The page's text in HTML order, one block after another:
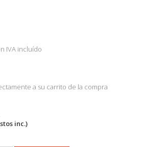
IVA incluído
a su carrito de la compra
inc.)